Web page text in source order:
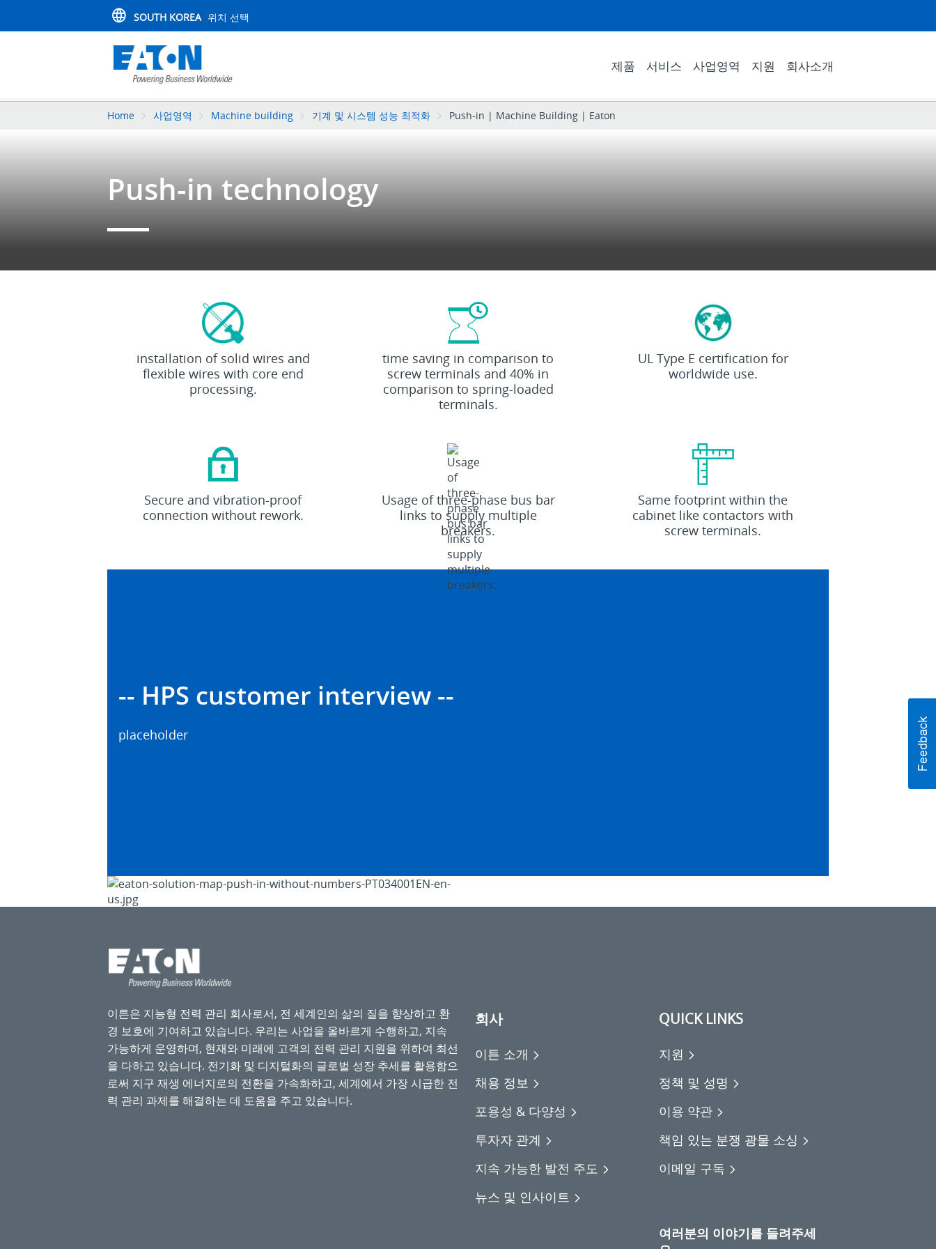
SOUTH KOREA 위치 선택
제품 서비스 사업영역 지원 회사소개
Home 사업영역 Machine building 기계 및 시스템 성능 최적화 Push-in | Machine Building | Eaton
Push-in technology
Toolless
installation of solid wires and
flexible wires with core end
processing.
50
%
time saving in comparison to
screw terminals and 40% in
comparison to spring-loaded
terminals.
100
%
UL Type E certification for
worldwide use.
Secure and vibration-proof
connection without rework.
Bus
bar
Usage of three-phase bus bar
links to supply multiple
breakers.
1:1
Same footprint within the
cabinet like contactors with
screw terminals.
-- HPS customer interview --
placeholder
이튼은 지능형 전력 관리 회사로서, 전 세계인의 삶의 질을 향상하고 환
경 보호에 기여하고 있습니다. 우리는 사업을 올바르게 수행하고, 지속
가능하게 운영하며, 현재와 미래에 고객의 전력 관리 지원을 위하여 최선
을 다하고 있습니다. 전기화 및 디지털화의 글로벌 성장 추세를 활용함으
로써 지구 재생 에너지로의 전환을 가속화하고, 세계에서 가장 시급한 전
력 관리 과제를 해결하는 데 도움을 주고 있습니다.
회사
이튼 소개
채용 정보
포용성 & 다양성
투자자 관계
지속 가능한 발전 주도
뉴스 및 인사이트
QUICK LINKS
지원
정책 및 성명
이용 약관
책임 있는 분쟁 광물 소싱
이메일 구독
여러분의 이야기를 들려주세